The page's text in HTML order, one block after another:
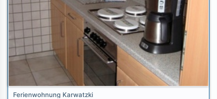
Ferienwohnung Karwatzki